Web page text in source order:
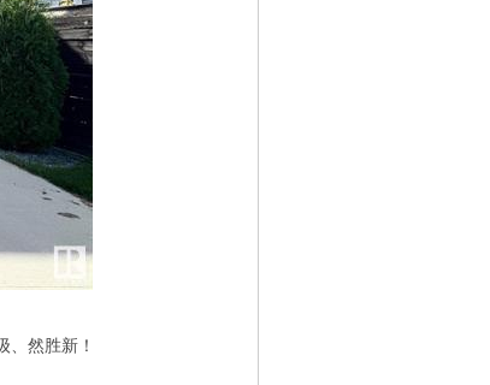
、然胜新！